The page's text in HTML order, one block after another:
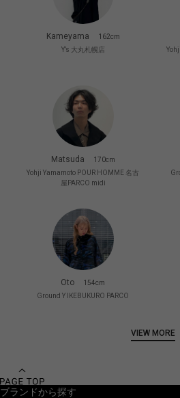
Kameyama
162cm
Y’s 大丸札幌店
Matsuda
170cm
Yohji Yamamoto POUR HOMME 名古
屋PARCO midi
Oto
154cm
Ground Y IKEBUKURO PARCO
VIEW MORE
ブランドから探す